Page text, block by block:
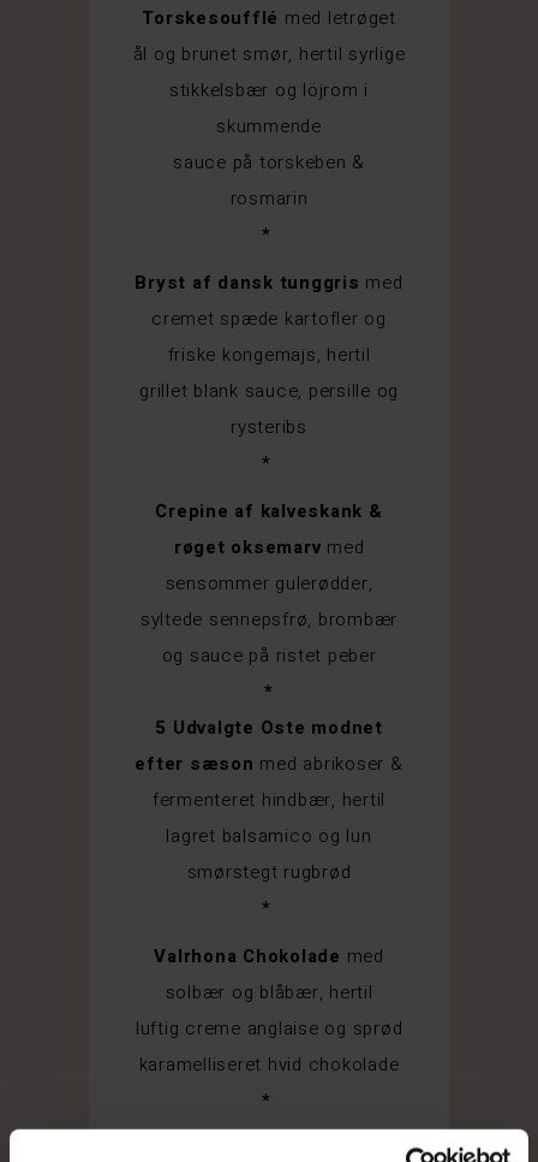
Torskesoufflé med letrøget
ål og brunet smør, hertil syrlige
stikkelsbær og löjrom i
skummende
sauce på torskeben &
rosmarin
*
Bryst af dansk tunggris med
cremet spæde kartofler og
friske kongemajs, hertil
grillet blank sauce, persille og
rysteribs
*
Crepine af kalveskank &
røget oksemarv med
sensommer gulerødder,
syltede sennepsfrø, brombær
og sauce på ristet peber
*
5 Udvalgte Oste modnet
efter sæson med abrikoser &
fermenteret hindbær, hertil
lagret balsamico og lun
smørstegt rugbrød
*
Valrhona Chokolade med
solbær og blåbær, hertil
luftig creme anglaise og sprød
karamelliseret hvid chokolade
*